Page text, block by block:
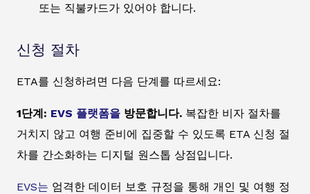
또는 직불카드가 있어야 합니다.
신청 절차
ETA를 신청하려면 다음 단계를 따르세요:
1단계: EVS 플랫폼을 방문합니다. 복잡한 비자 절차를
거치지 않고 여행 준비에 집중할 수 있도록 ETA 신청 절
차를 간소화하는 디지털 원스톱 상점입니다.
EVS는 엄격한 데이터 보호 규정을 통해 개인 및 여행 정